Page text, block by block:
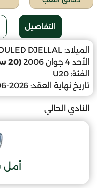
التفاصيل
الميلاد: DJELLAL
الأحد 4 جوان 2006
(20 سنة)
الفئة: U20
تاريخ نهاية العقد: 2026-06-15
النادي الحالي
أمل